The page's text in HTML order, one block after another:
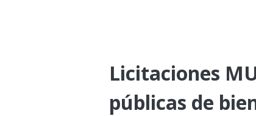
Licitaciones
públicas de